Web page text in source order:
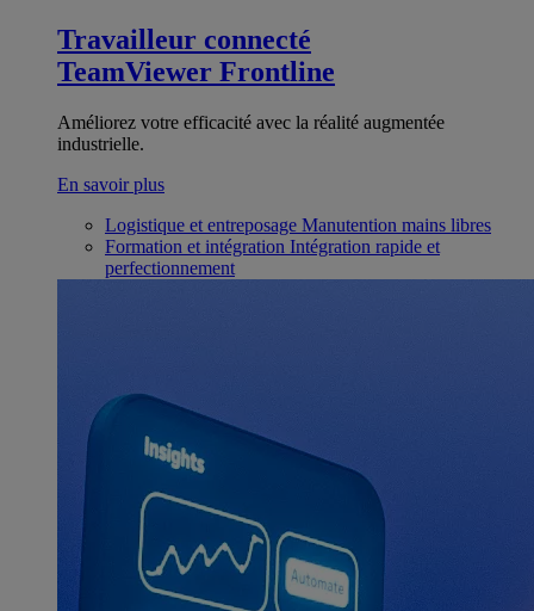
Travailleur connecté
TeamViewer Frontline
Améliorez votre efficacité avec la réalité augmentée
industrielle.
En savoir plus
Logistique et entreposage Manutention mains libres
Formation et intégration Intégration rapide et
perfectionnement